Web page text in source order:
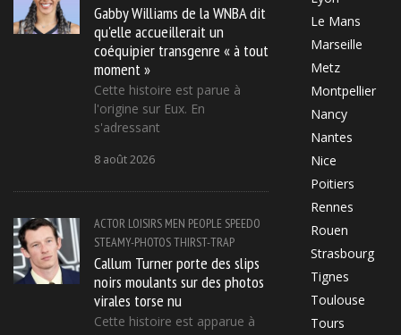
Gabby Williams de la WNBA dit
qu'elle accueillerait un
coéquipier transgenre « à tout
moment »
Cette histoire est parue à
l'origine sur Eux. En
s'adressant
8 août 2026
ACTOR LOISIRS MEN PEOPLE SPEEDO
STEAMY-PHOTOSTHIRST-TRAP
Callum Turner porte des slips
noirs moulants sur des photos
virales torse nu
Cette histoire est apparue à
Le Mans
Marseille
Metz
Montpellier
Nancy
Nantes
Nice
Poitiers
Rennes
Rouen
Strasbourg
Tignes
Toulouse
Tours